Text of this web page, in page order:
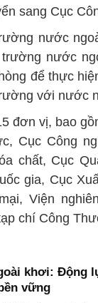
sang Cục
nước
nước
để thực
với nước
đơn vị, bao
Cục Công
chất, Cục
gia, Cục
Viện
chí Công
khơi: Động
vững